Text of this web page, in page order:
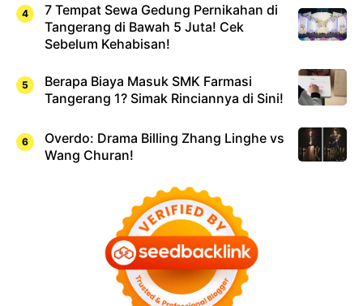
7 Tempat Sewa Gedung Pernikahan di
Tangerang di Bawah 5 Juta! Cek
Sebelum Kehabisan!
Berapa Biaya Masuk SMK Farmasi
Tangerang 1? Simak Rinciannya di Sini!
Overdo: Drama Billing Zhang Linghe vs
Wang Churan!